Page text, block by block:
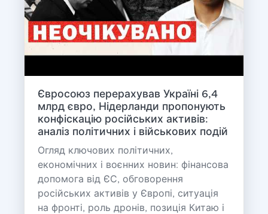
Євросоюз перерахував Україні 6,4
млрд євро, Нідерланди пропонують
конфіскацію російських активів:
аналіз політичних і військових подій
Огляд ключових політичних,
економічних і воєнних новин: фінансова
допомога від ЄС, обговорення
російських активів у Європі, ситуація
на фронті, роль дронів, позиція Китаю і